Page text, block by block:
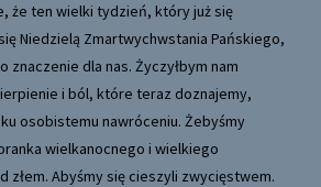
że ten wielki tydzień, który już się
Niedzielą Zmartwychwstania Pańskiego,
znaczenie dla nas. Życzyłbym nam
i ból, które teraz doznajemy,
osobistemu nawróceniu. Żebyśmy
wielkanocnego i wielkiego
złem. Abyśmy się cieszyli zwycięstwem.